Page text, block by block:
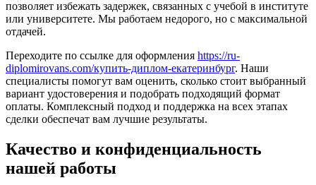
позволяет избежать задержек, связанных с учебой в институте
или университете. Мы работаем недорого, но с максимальной
отдачей.
Переходите по ссылке для оформления https://ru-
diplomirovans.com/купить-диплом-екатеринбург. Наши
специалисты помогут вам оценить, сколько стоит выбранный
вариант удостоверения и подобрать подходящий формат
оплаты. Комплексный подход и поддержка на всех этапах
сделки обеспечат вам лучшие результаты.
Качество и конфиденциальность
нашей работы